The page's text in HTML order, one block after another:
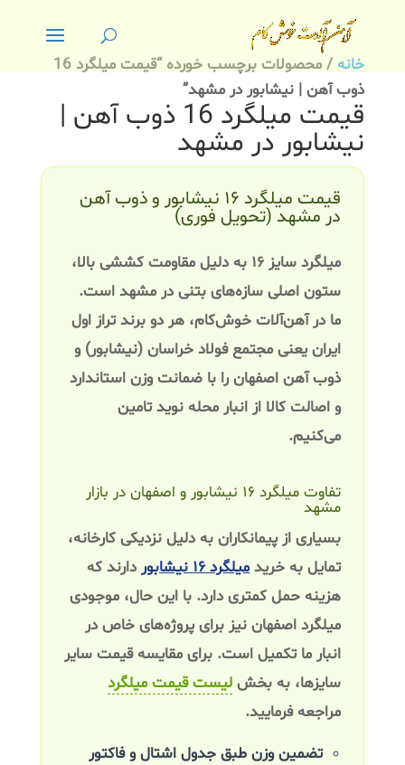
خانه
/ محصولات برچسب خورده “قیمت میلگرد 16
ذوب آهن | نیشابور در مشهد”
قیمت میلگرد 16 ذوب آهن |
نیشابور در مشهد
قیمت میلگرد ۱۶ نیشابور و ذوب آهن
در مشهد (تحویل فوری)
میلگرد سایز ۱۶ به دلیل مقاومت کششی بالا،
ستون اصلی سازه‌های بتنی در مشهد است.
ما درآهن‌آلات خوش‌کام، هر دو برند تراز اول
ایران یعنی مجتمع فولاد خراسان (نیشابور) و
ذوب آهن اصفهانرا با ضمانت وزن استاندارد
و اصالت کالا از انبار محله نوید تامین
می‌کنیم.
تفاوت میلگرد ۱۶ نیشابور و اصفهان در بازار
مشهد
بسیاری از پیمانکاران به دلیل نزدیکی کارخانه،
تمایل به خریدمیلگرد ۱۶ نیشابور
دارند که
هزینه حمل کمتری دارد. با این حال، موجودی
میلگرد اصفهان نیز برای پروژه‌های خاص در
انبار ما تکمیل است. برای مقایسه قیمت سایر
سایزها، به بخش لیست قیمت میلگرد
مراجعه فرمایید.
تضمین وزن طبق جدول اشتال و فاکتور